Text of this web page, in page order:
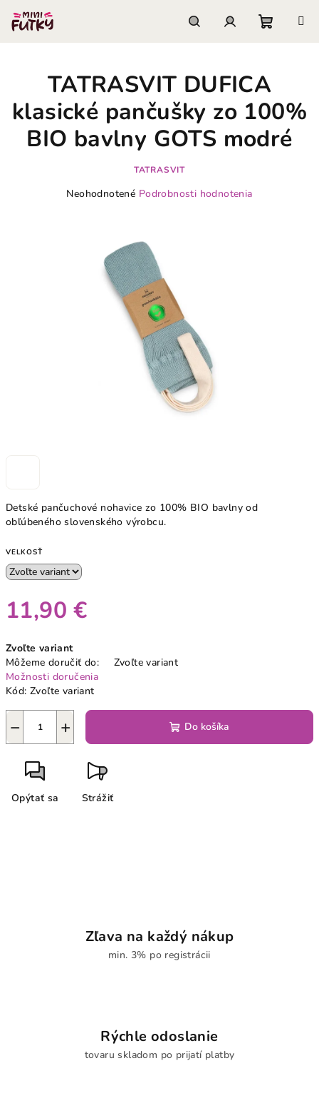
obsah
košík
Detské pančuchové nohavice zo 100% BIO bavlny od
obľúbeného slovenského výrobcu.
VELKOSŤ
11,90 €
cena:
Zvoľte variant
Môžeme doručiť do:
Zvoľte variant
Možnosti doručenia
Kód: Zvoľte variant
+
− Do košíka
Opýtať sa Strážiť
TATRASVIT DUFICA
klasické pančušky zo 100%
BIO bavlny GOTS modré
TATRASVIT
Priemerné
hviezdičiek.
Neohodnotené Podrobnosti hodnotenia
Zľava na každý nákup
min. 3% po registrácii
Rýchle odoslanie
tovaru skladom po prijatí platby